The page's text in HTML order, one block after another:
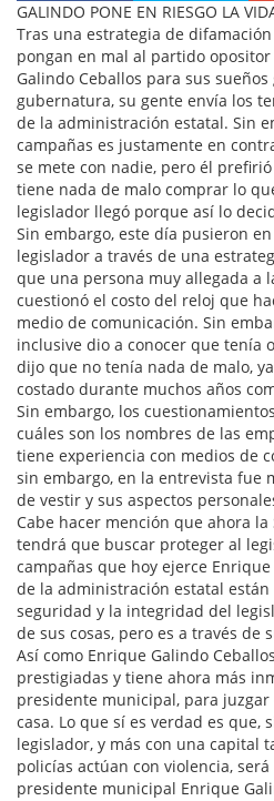
GALINDO PONE EN RIESGO LA
Tras una estrategia de
pongan en mal al partido
Galindo Ceballos para sus
gubernatura, su gente envía los
de la administración estatal. Sin
campañas es justamente en
se mete con nadie, pero él
tiene nada de malo comprar lo
legislador llegó porque así lo
Sin embargo, este día pusieron
legislador a través de una
que una persona muy allegada a
cuestionó el costo del reloj que
medio de comunicación. Sin
inclusive dio a conocer que tenía
dijo que no tenía nada de malo,
costado durante muchos años
Sin embargo, los
cuáles son los nombres de las
tiene experiencia con medios de
sin embargo, en la entrevista fue
de vestir y sus aspectos
Cabe hacer mención que ahora
tendrá que buscar proteger al
campañas que hoy ejerce
de la administración estatal
seguridad y la integridad del
de sus cosas, pero es a través de
Así como Enrique Galindo
prestigiadas y tiene ahora más
presidente municipal, para
casa. Lo que sí es verdad es que,
legislador, y más con una capital
policías actúan con violencia,
presidente municipal Enrique